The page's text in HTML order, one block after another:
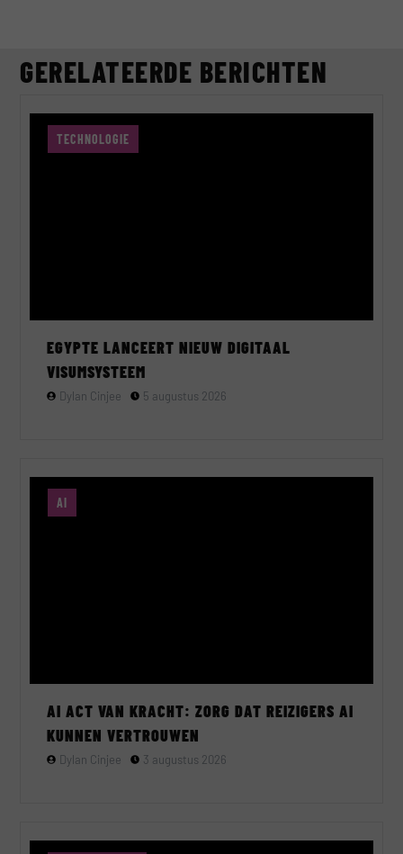
GERELATEERDE BERICHTEN
TECHNOLOGIE
EGYPTE LANCEERT NIEUW DIGITAAL
VISUMSYSTEEM
Dylan Cinjee 5 augustus 2026
AI
AI ACT VAN KRACHT: ZORG DAT REIZIGERS AI
KUNNEN VERTROUWEN
Dylan Cinjee 3 augustus 2026